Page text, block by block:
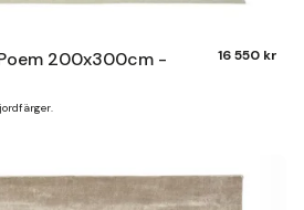
200x300cm -
16 550 kr